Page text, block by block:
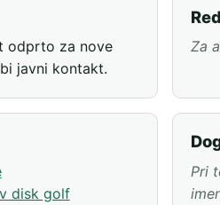
odprto za nove
javni kontakt.
Za
disk golf
Pri